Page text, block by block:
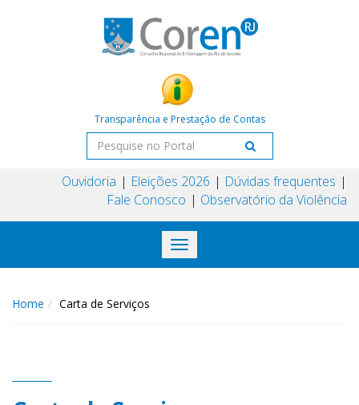
Transparência e Prestação de Contas
Ouvidoria Eleições 2026
Dúvidas frequentes
Fale Conosco
Observatório da Violência
Toggle
navigation
Home Carta de Serviços